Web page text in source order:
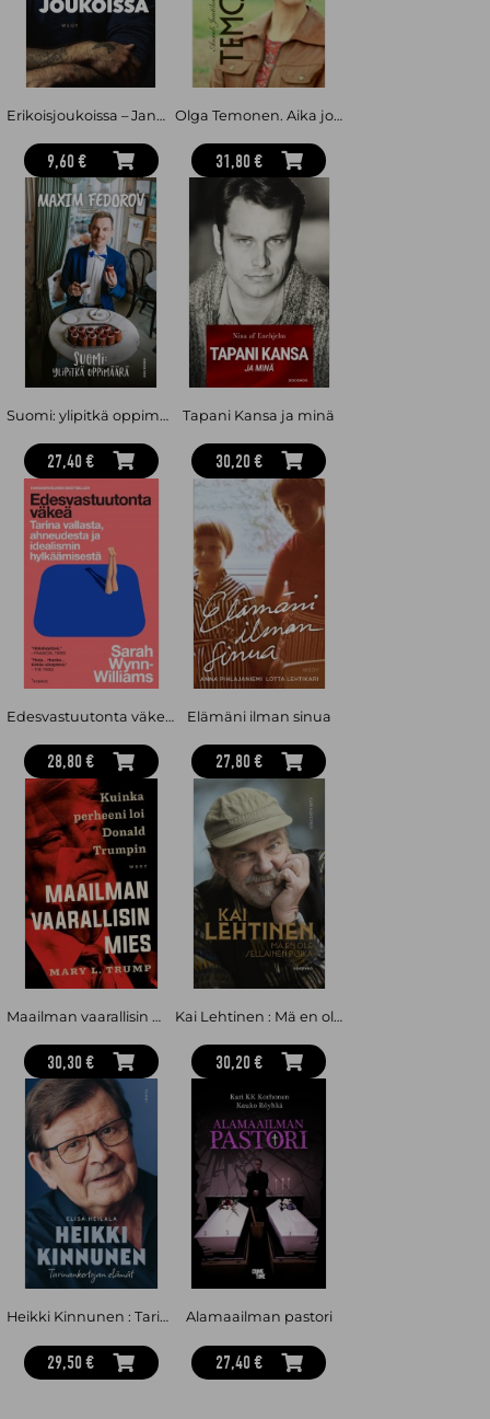
Kati Pukki on vapaa kirjoittaja, toimittaja ja kirjailija. Hän kirjoittaa
työkseen muun muassa podcast-käsikirjoituksia sekä sisältöjä
yrityksille ja medioille. Hänen edellinen kirjansa
Thaimaassaoli vuoden 2024 kuunnelluin äänikirja ja myydyin
tietokirja.
Erikoisjoukoissa – Janne Lehtosen tarina
9,60 €
Olga Temonen. Aika jonka sain
31,80 €
Suomi: ylipitkä oppimäärä
27,40 €
Tapani Kansa ja minä
30,20 €
Edesvastuutonta väkeä : Tarina vallasta, ahneudesta ja idealismin hylkäämisestä
28,80 €
Elämäni ilman sinua
27,80 €
Maailman vaarallisin mies. Kuinka perheeni loi Donald Trumpin
30,30 €
Kai Lehtinen : Mä en ole sellainen poika
30,20 €
Heikki Kinnunen : Tarinankertojan elämät
29,50 €
Alamaailman pastori
27,40 €